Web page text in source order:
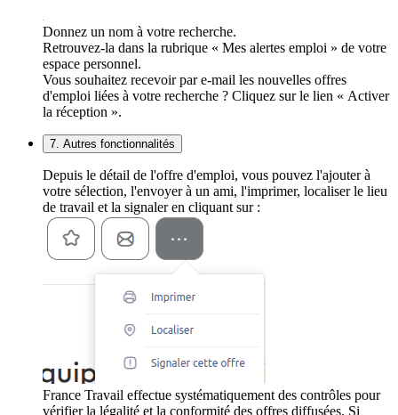
Donnez un nom à votre recherche.
Retrouvez-la dans la rubrique « Mes alertes emploi » de votre
espace personnel.
Vous souhaitez recevoir par e-mail les nouvelles offres
d'emploi liées à votre recherche ? Cliquez sur le lien « Activer
la réception ».
7. Autres fonctionnalités
Depuis le détail de l'offre d'emploi, vous pouvez l'ajouter à
votre sélection, l'envoyer à un ami, l'imprimer, localiser le lieu
de travail et la signaler en cliquant sur :
France Travail effectue systématiquement des contrôles pour
vérifier la légalité et la conformité des offres diffusées. Si